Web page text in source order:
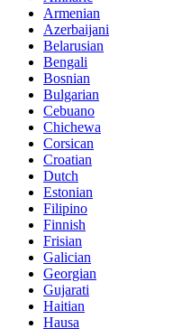
Armenian
Azerbaijani
Belarusian
Bengali
Bosnian
Bulgarian
Cebuano
Chichewa
Corsican
Croatian
Dutch
Estonian
Filipino
Finnish
Frisian
Galician
Georgian
Gujarati
Haitian
Hausa